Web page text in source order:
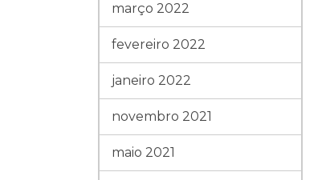
março 2022
fevereiro 2022
janeiro 2022
novembro 2021
maio 2021